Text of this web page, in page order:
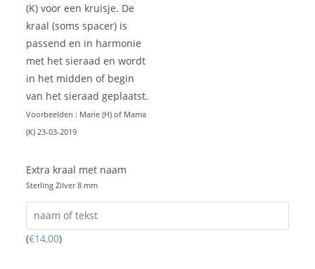
(K) voor een kruisje. De
kraal (soms spacer) is
passend en in harmonie
met het sieraad en wordt
in het midden of begin
van het sieraad geplaatst.
Voorbeelden : Marie (H) of Mama
(K) 23-03-2019
Extra kraal met naam
Sterling Zilver 8 mm
(€14,00)